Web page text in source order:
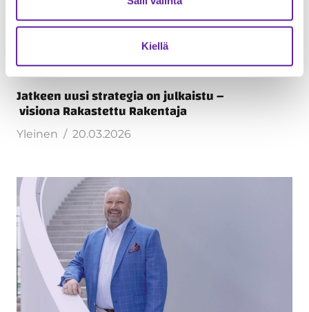
Kiellä
Jatkeen uusi strategia on julkaistu –
visiona Rakastettu Rakentaja
Yleinen 20.03.2026